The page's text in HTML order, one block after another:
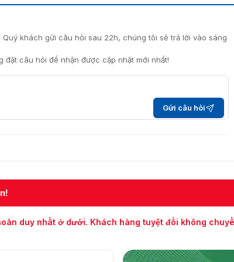
FX3-LX để xử lý các dữ liệu quan trọng
khách gửi câu hỏi sau 22h, chúng tôi sẽ trả lời vào sáng
câu hỏi để nhận được cập nhật mới nhất!
Gửi câu hỏi
duy nhất ở dưới. Khách hàng tuyệt đối không